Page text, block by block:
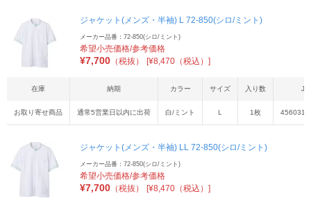
ジャケット(メンズ・半袖) L 72-850(シロ/ミント)
メーカー品番：72-850(シロ/ミント)
希望小売価格/参考価格
¥7,700 （税抜） [¥8,470（税込）]
在庫 納期 カラー サイズ 入り数
お取り寄せ商品 通常5営業日以内に出荷 白/ミント Ｌ 1枚
ジャケット(メンズ・半袖) LL 72-850(シロ/ミント)
メーカー品番：72-850(シロ/ミント)
希望小売価格/参考価格
¥7,700 （税抜） [¥8,470（税込）]